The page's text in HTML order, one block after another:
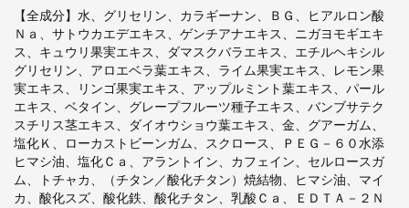
【全成分】水、グリセリン、カラギーナン、ＢＧ、ヒアルロン酸
Ｎａ、サトウカエデエキス、ゲンチアナエキス、ニガヨモギエキ
ス、キュウリ果実エキス、ダマスクバラエキス、エチルヘキシル
グリセリン、アロエベラ葉エキス、ライム果実エキス、レモン果
実エキス、リンゴ果実エキス、アップルミント葉エキス、パール
エキス、ベタイン、グレープフルーツ種子エキス、バンブサテク
スチリス茎エキス、ダイオウショウ葉エキス、金、グアーガム、
塩化Ｋ、ローカストビーンガム、スクロース、ＰＥＧ－６０水添
ヒマシ油、塩化Ｃａ、アラントイン、カフェイン、セルロースガ
ム、トチャカ、（チタン／酸化チタン）焼結物、ヒマシ油、マイ
カ、酸化スズ、酸化鉄、酸化チタン、乳酸Ｃａ、ＥＤＴＡ－２Ｎ